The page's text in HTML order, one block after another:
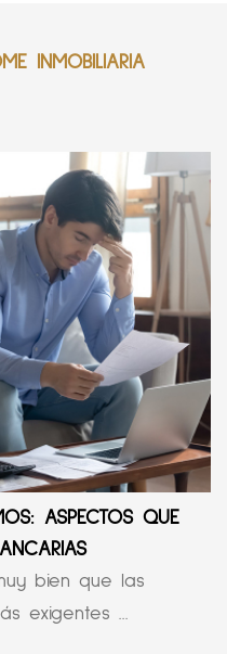
INMOBILIARIA
ASPECTOS QUE
bien que las
exigentes ...